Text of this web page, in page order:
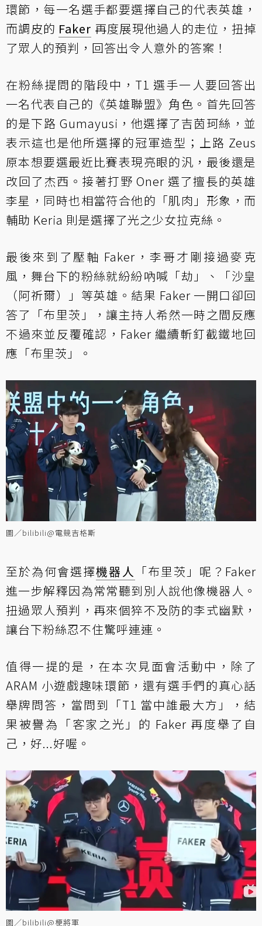
環節，每一名選手都要選擇自己的代表英雄，
而調皮的 Faker 再度展現他過人的走位，扭掉
了眾人的預判，回答出令人意外的答案！
在粉絲提問的階段中，T1 選手一人要回答出
一名代表自己的《英雄聯盟》角色。首先回答
的是下路 Gumayusi，他選擇了吉茵珂絲，並
表示這也是他所選擇的冠軍造型；上路 Zeus
原本想要選最近比賽表現亮眼的汎，最後還是
改回了杰西。接著打野 Oner 選了擅長的英雄
李星，同時也相當符合他的「肌肉」形象，而
輔助 Keria 則是選擇了光之少女拉克絲。
最後來到了壓軸 Faker，李哥才剛接過麥克
風，舞台下的粉絲就紛紛吶喊「劫」、「沙皇
（阿祈爾）」等英雄。結果 Faker 一開口卻回
答了「布里茨」，讓主持人希然一時之間反應
不過來並反覆確認，Faker 繼續斬釘截鐵地回
應「布里茨」。
圖／bilibili@電競吉格斯
至於為何會選擇機器人 「布里茨」呢？Faker
進一步解釋因為常常聽到別人說他像機器人。
扭過眾人預判，再來個猝不及防的李式幽默，
讓台下粉絲忍不住驚呼連連。
值得一提的是，在本次見面會活動中，除了
ARAM 小遊戲趣味環節，還有選手們的真心話
舉牌問答，當問到「T1 當中誰最大方」，結
果被譽為「客家之光」的 Faker 再度舉了自
己，好...好喔。
圖／bilibili@梗將軍